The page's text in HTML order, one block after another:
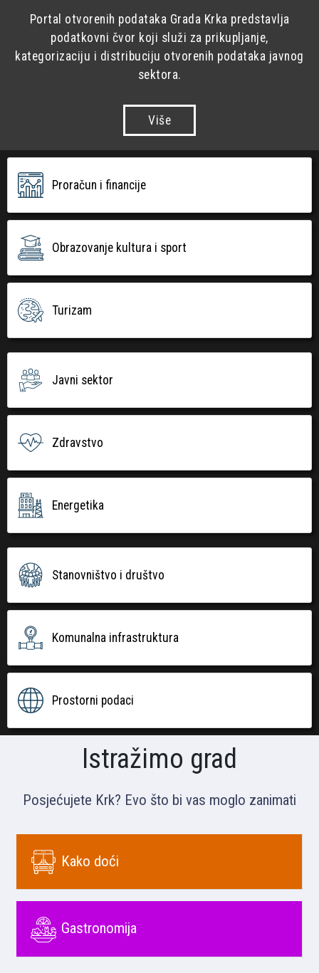
Portal otvorenih podataka Grada Krka predstavlja
podatkovni čvor koji služi za prikupljanje,
kategorizaciju i distribuciju otvorenih podataka javnog
sektora.
Više
Proračun i financije
Obrazovanje kultura i sport
Turizam
Javni sektor
Zdravstvo
Energetika
Stanovništvo i društvo
Komunalna infrastruktura
Prostorni podaci
Istražimo grad
Posjećujete Krk? Evo što bi vas moglo zanimati
Kako doći
Gastronomija